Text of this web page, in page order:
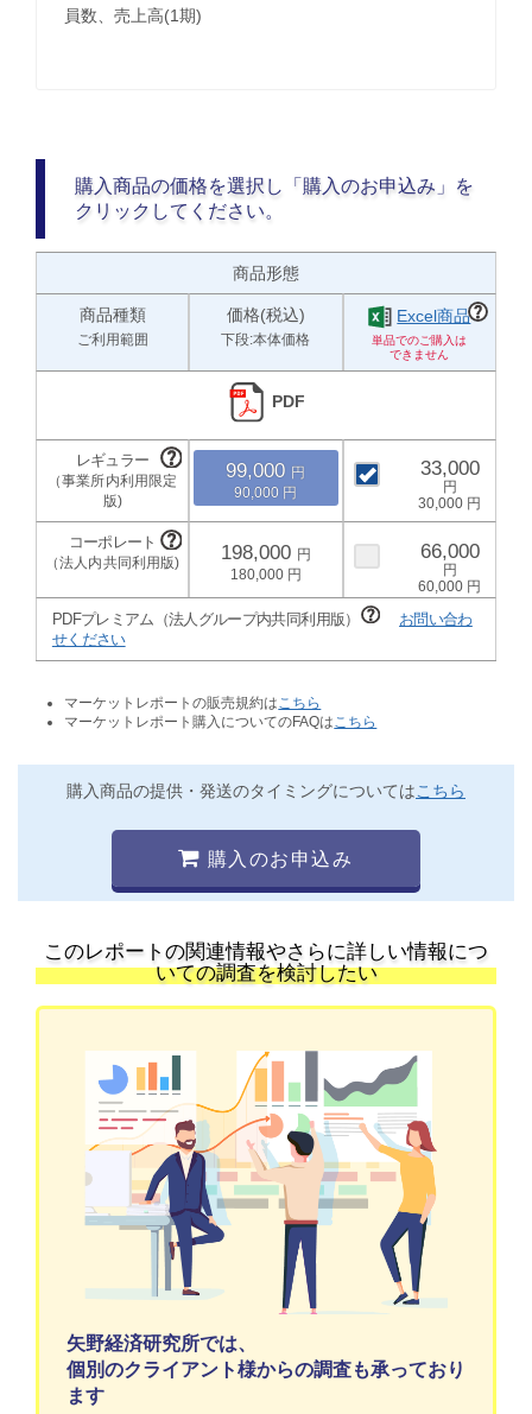
員数、売上高(1期)
購入商品の価格を選択し「購入のお申込み」を
クリックしてください。
商品形態
商品種類
ご利用範囲
価格(税込)
下段:本体価格
Excel商品
PDF
99,000
90,000
33,000
30,000
198,000
180,000
66,000
60,000
PDFプレミアム（法人グループ内共同利用版）
お問い合わ
せください
マーケットレポートの販売規約は こちら
マーケットレポート購入についてのFAQは こちら
購入商品の提供・発送のタイミングについてはこちら
購入のお申込み
このレポートの関連情報やさらに詳しい情報につ
いての調査を検討したい
矢野経済研究所では、
個別のクライアント様からの調査も承っており
ます